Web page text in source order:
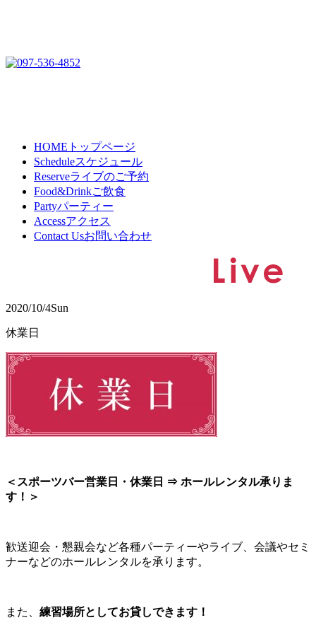
HOME トップページ
Scheduleスケジュール
Reserveライブのご予約
Food&Drinkご飲食
Partyパーティー
Accessアクセス
Contact Usお問い合わせ
2020/10/4Sun
休業日
＜スポーツバー営業日・休業日 ⇒ ホールレンタル承りま
す！＞
歓送迎会・懇親会など各種パーティーやライブ、会議やセミ
ナーなどのホールレンタルを承ります。
また、 練習場所としてお貸しできます！